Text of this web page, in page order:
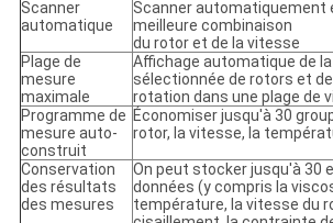
Scanner
automatique
Scanner automatiquement
meilleure combinaison
du rotor et de la vitesse
Plage de
mesure
maximale
Affichage automatique de
sélectionnée de rotors et
rotation dans une plage de
Programme de
mesure auto-
construit
Économiser jusqu'à 30
rotor, la vitesse, la
Conservation
des résultats
des mesures
On peut stocker jusqu'à 30
données (y compris la
température, la vitesse du